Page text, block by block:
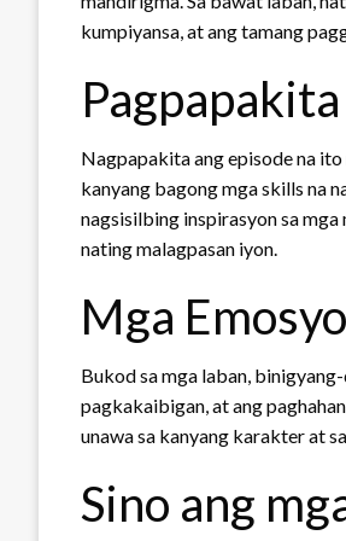
kumpiyansa, at ang tamang
Nagpapakita ang episode na
kanyang bagong mga skills na
nagsisilbing inspirasyon sa
nating malagpasan iyon.
Mga
Bukod sa mga laban,
pagkakaibigan, at ang
unawa sa kanyang karakter at
Sino ang